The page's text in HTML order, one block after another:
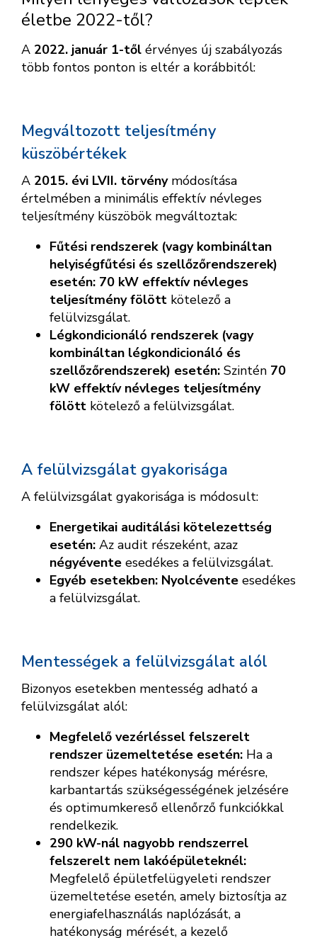
életbe 2022-től?
A 2022. január 1-től érvényes új szabályozás
több fontos ponton is eltér a korábbitól:
Megváltozott teljesítmény
küszöbértékek
A 2015. évi LVII. törvénymódosítása
értelmében a minimális effektív névleges
teljesítmény küszöbök megváltoztak:
Fűtési rendszerek (vagy kombináltan
helyiségfűtési és szellőzőrendszerek)
esetén: 70 kW effektív névleges
teljesítmény fölött kötelező a
felülvizsgálat.
Légkondicionáló rendszerek (vagy
kombináltan légkondicionáló és
szellőzőrendszerek) esetén: Szintén 70
kW effektív névleges teljesítmény
fölött kötelező a felülvizsgálat.
A felülvizsgálat gyakorisága
A felülvizsgálat gyakorisága is módosult:
Energetikai auditálási kötelezettség
esetén: Az audit részeként, azaz
négyévente esedékes a felülvizsgálat.
Egyéb esetekben: Nyolcévente esedékes
a felülvizsgálat.
Mentességek a felülvizsgálat alól
Bizonyos esetekben mentesség adható a
felülvizsgálat alól:
Megfelelő vezérléssel felszerelt
rendszer üzemeltetése esetén: Ha a
rendszer képes hatékonyság mérésre,
karbantartás szükségességének jelzésére
és optimumkereső ellenőrző funkciókkal
rendelkezik.
290 kW-nál nagyobb rendszerrel
felszerelt nem lakóépületeknél:
Megfelelő épületfelügyeleti rendszer
üzemeltetése esetén, amely biztosítja az
energiafelhasználás naplózását, a
hatékonyság mérését, a kezelő